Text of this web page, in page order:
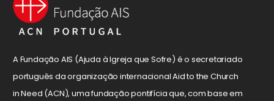
A Fundação AIS (Ajuda à Igreja que Sofre) é o secretariado
português da organização internacional Aid to the Church
in Need (ACN), uma fundação pontifícia que, com base em